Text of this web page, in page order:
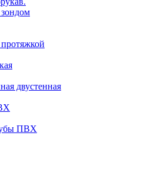
двустенная
ПВХ